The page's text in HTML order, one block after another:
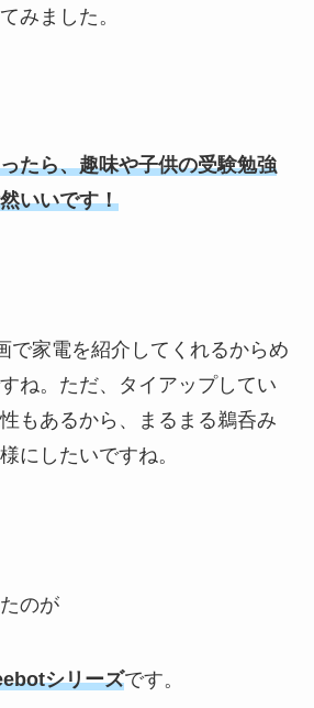
みました。
たら、趣味や子供の受験勉強
いいです！
で家電を紹介してくれるからめ
ね。ただ、タイアップしてい
もあるから、まるまる鵜呑み
にしたいですね。
のが
シリーズです。